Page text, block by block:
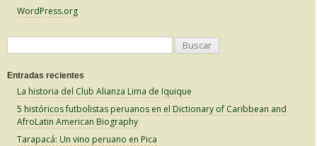
WordPress.org
s
Entradas recientes
La historia del Club Alianza Lima de Iquique
5 históricos futbolistas peruanos en el Dictionary of Caribbean and
AfroLatin American Biography
Tarapacá: Un vino peruano en Pica